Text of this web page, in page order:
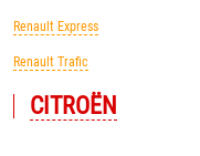
Renault Express
Renault Trafic
CITROЁN